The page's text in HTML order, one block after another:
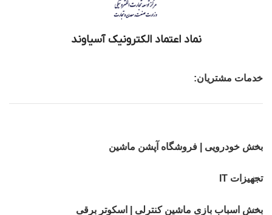
نماد اعتماد الکترونیک آسیاوند
خدمات مشتریان:
بخش خودرویی | فروشگاه آپشن ماشین
تجهیزات IT
بخش اسباب بازی ماشین کنترلی | اسکوتر برقی